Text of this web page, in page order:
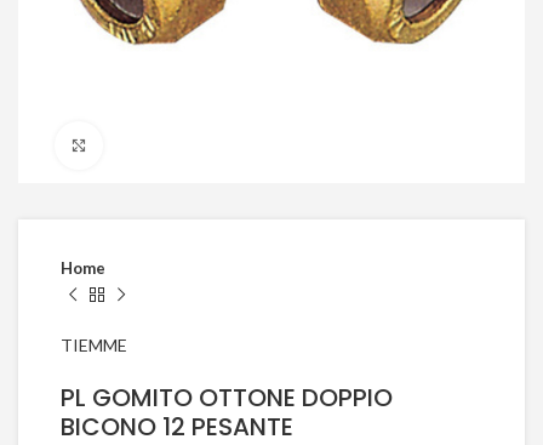
Home
TIEMME
PL GOMITO OTTONE DOPPIO
BICONO 12 PESANTE